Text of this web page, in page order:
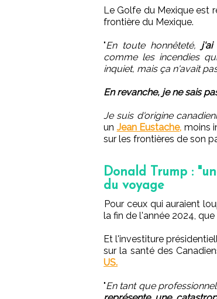
Le Golfe du Mexique est
frontière du Mexique.
"En toute honnêteté, j'ai
comme les incendies
inquiet, mais ça n'avait
En revanche, je ne sais
Je suis d'origine
un Jean Eustache, moins
sur les frontières de son
Donald Trump :
du voyage
Pour ceux qui auraient
la fin de l'année 2024,
Et l'investiture
sur la santé des
US.
"En tant que